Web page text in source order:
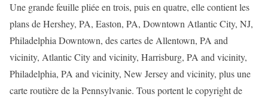
Une grande feuille pliée en trois, puis en quatre, elle contient les
plans de Hershey, PA, Easton, PA, Downtown Atlantic City, NJ,
Philadelphia Downtown, des cartes de Allentown, PA and
vicinity, Atlantic City and vicinity, Harrisburg, PA and vicinity,
Philadelphia, PA and vicinity, New Jersey and vicinity, plus une
carte routière de la Pennsylvanie. Tous portent le copyright de